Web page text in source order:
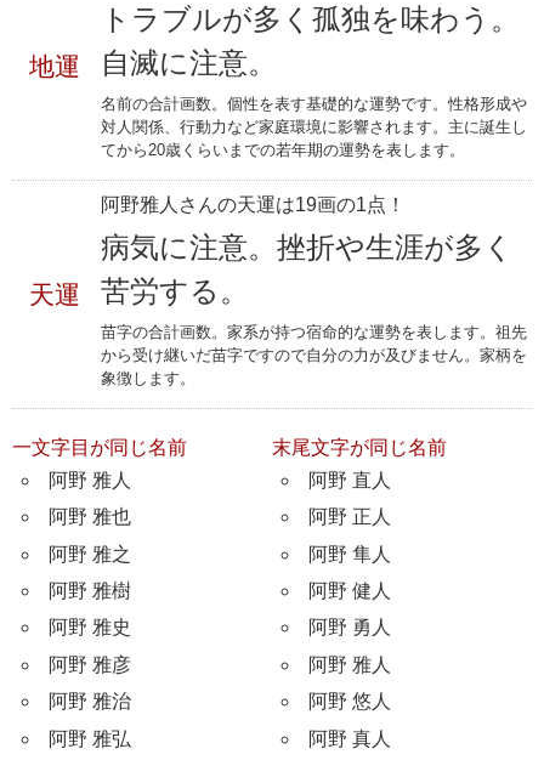
地運
トラブルが多く孤独を味わう。
自滅に注意。
名前の合計画数。個性を表す基礎的な運勢です。性格形成や
対人関係、行動力など家庭環境に影響されます。主に誕生し
てから20歳くらいまでの若年期の運勢を表します。
天運
阿野雅人さんの天運は19画の1点！
病気に注意。挫折や生涯が多く
苦労する。
苗字の合計画数。家系が持つ宿命的な運勢を表します。祖先
から受け継いだ苗字ですので自分の力が及びません。家柄を
象徴します。
一文字目が同じ名前
阿野 雅人
阿野 雅也
阿野 雅之
阿野 雅樹
阿野 雅史
阿野 雅彦
阿野 雅治
阿野 雅弘
末尾文字が同じ名前
阿野 直人
阿野 正人
阿野 隼人
阿野 健人
阿野 勇人
阿野 雅人
阿野 悠人
阿野 真人